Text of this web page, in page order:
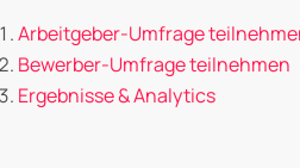
Arbeitgeber-Umfrage
Bewerber-Umfrage teilnehmen
Ergebnisse & Analytics